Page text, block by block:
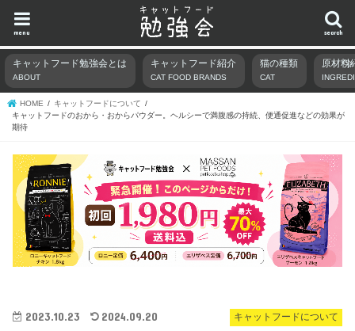
search
menu
キャットフード勉強会とは
ABOUT
キャットフード紹介
CAT FOOD BRANDS
猫の種類
CAT
原材料
HOME
キャットフードについて
キャットフードのおから・おからパウダー。ヘルシーで満腹感の持続、便通促進などの効果が
期待
キャットフードについて
2023.10.23 2024.09.20